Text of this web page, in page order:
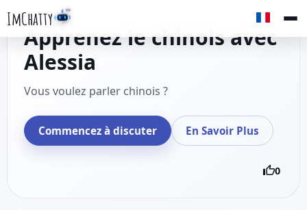
ImChatty
Apprenez le chinois avec
Alessia
Vous voulez parler chinois ?
Commencez à discuter En Savoir Plus
0